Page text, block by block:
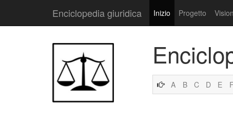
Enciclopedia giuridica Inizio Progetto
A B C D E F